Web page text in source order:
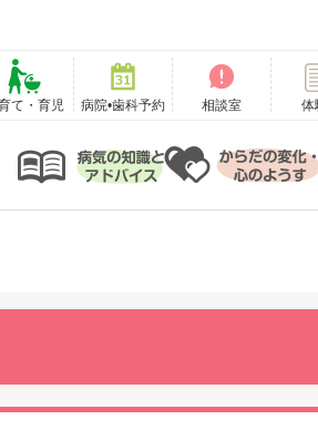
て・育児 病院•歯科予約 相談室 体